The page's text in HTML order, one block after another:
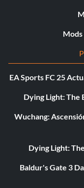
EA Sports FC 25
Dying Light: The
Wuchang:
Dying Light:
Baldur's Gate 3